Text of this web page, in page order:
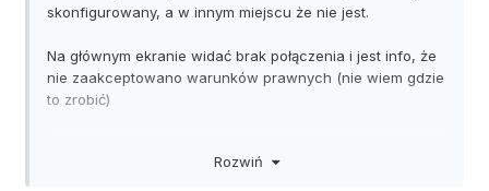
skonfigurowany, a w innym miejscu że nie jest.
Na głównym ekranie widać brak połączenia i jest info, że
nie zaakceptowano warunków prawnych (nie wiem gdzie
to zrobić)
Rozwiń